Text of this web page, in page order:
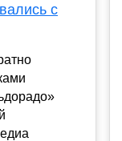
с